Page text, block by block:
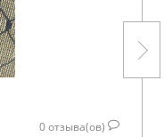
0отзыва(ов)